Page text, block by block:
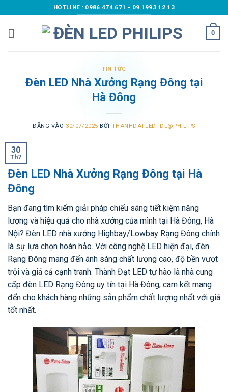
qua
nội
HOTLINE : 0986.474.671 - 09.1993.12.13
0
TIN TỨC
Đèn LED Nhà Xưởng Rạng Đông tại
Hà Đông
ĐĂNG VÀO 30/07/2025 BỞI THANHDATLEDTDL@PHILIPS
30
Th7
Đèn LED Nhà Xưởng Rạng Đông tại Hà
Đông
Bạn đang tìm kiếm giải pháp chiếu sáng tiết kiệm năng
lượng và hiệu quả cho nhà xưởng của mình tại Hà Đông, Hà
Nội? Đèn LED nhà xưởng Highbay/Lowbay Rạng Đông chính
là sự lựa chọn hoàn hảo. Với công nghệ LED hiện đại, đèn
Rạng Đông mang đến ánh sáng chất lượng cao, độ bền vượt
trội và giá cả cạnh tranh. Thành Đạt LED tự hào là nhà cung
cấp đèn LED Rạng Đông uy tín tại Hà Đông, cam kết mang
đến cho khách hàng những sản phẩm chất lượng nhất với giá
tốt nhất.